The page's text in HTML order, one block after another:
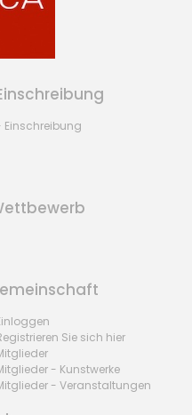
Einschreibung
Sie sich hier
- Kunstwerke
- Veranstaltungen